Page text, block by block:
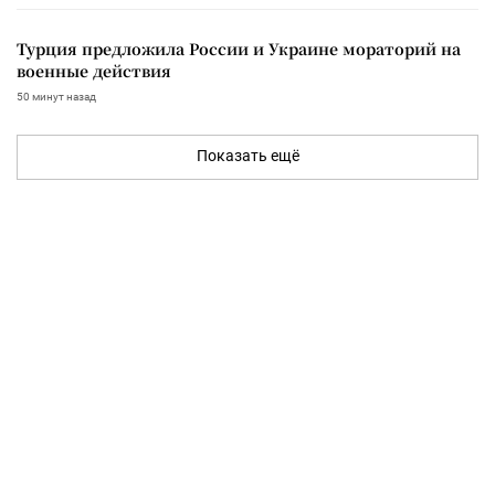
Турция предложила России и Украине мораторий на
военные действия
50 минут назад
Показать ещё